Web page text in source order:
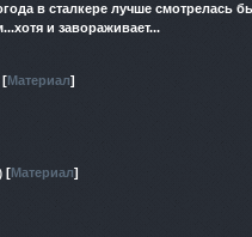
в сталкере лучше смотрелась
и завораживает...
[Материал]
[Материал]